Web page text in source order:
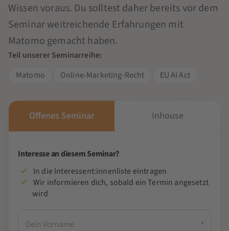
Wissen voraus. Du solltest daher bereits vor dem
Seminar weitreichende Erfahrungen mit
Matomo gemacht haben.
Teil unserer Seminarreihe:
Matomo
Online-Marketing-Recht EU AI Act
Offenes Seminar Inhouse
Interesse an diesem Seminar?
In die Interessent:innenliste eintragen
Wir informieren dich, sobald ein Termin angesetzt
wird
*